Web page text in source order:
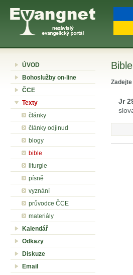
ÚVOD
Bohoslužby on-line
ČCE
Texty
články
články odjinud
blogy
bible
liturgie
písně
vyznání
průvodce ČCE
materiály
Kalendář
Odkazy
Diskuze
Email
Jr